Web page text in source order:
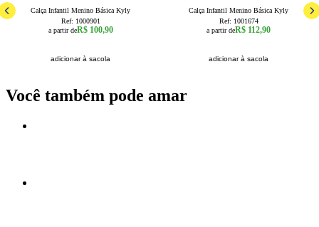
Calça Infantil Menino Básica Kyly
Ref: 1000901
a partir deR$ 100,90
adicionar à sacola
Calça Infantil Menino Básica Kyly
Ref: 1001674
a partir deR$ 112,90
adicionar à sacola
Você também pode amar